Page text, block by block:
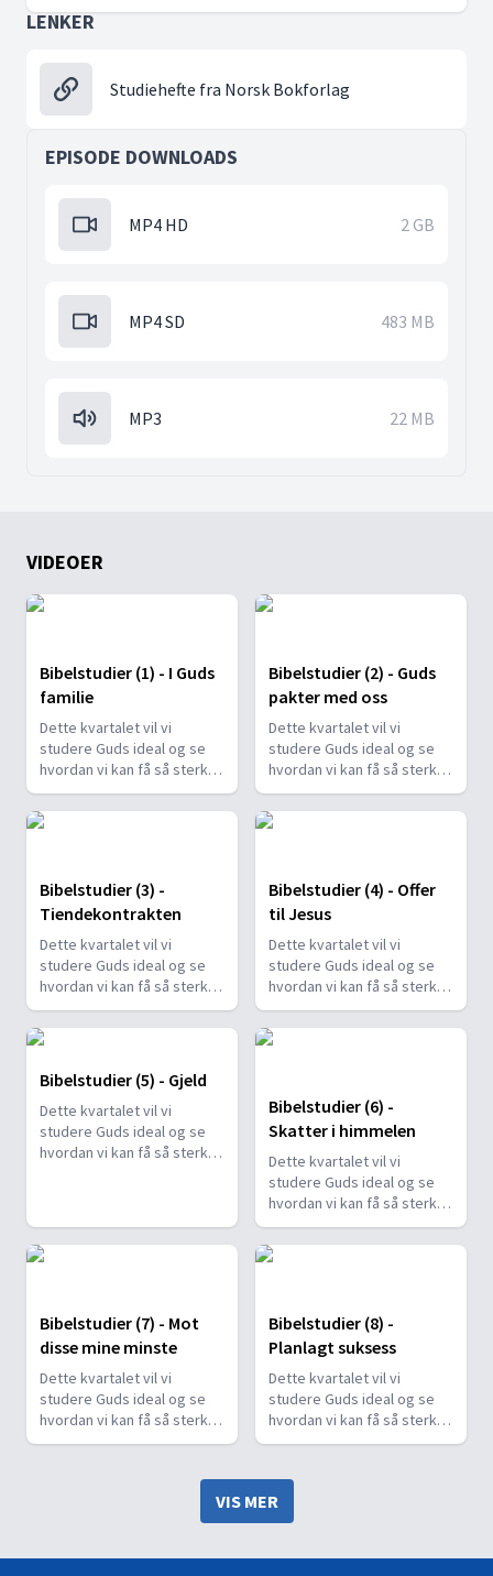
LENKER
Studiehefte fra Norsk Bokforlag
EPISODE DOWNLOADS
MP4 HD 2 GB
MP4 SD 483 MB
MP3 22 MB
VIDEOER
Bibelstudier (1) - I Guds
familie
Dette kvartalet vil vi
studere Guds ideal og se
hvordan vi kan få så sterk
en tro at vi også er trofaste
mot ham når vi ikke kan
kjøpe eller selge (se Åp
Bibelstudier (2) - Guds
pakter med oss
Dette kvartalet vil vi
studere Guds ideal og se
hvordan vi kan få så sterk
en tro at vi også er trofaste
mot ham når vi ikke kan
kjøpe eller selge (se Åp
Bibelstudier (3) -
Tiendekontrakten
Dette kvartalet vil vi
studere Guds ideal og se
hvordan vi kan få så sterk
en tro at vi også er trofaste
mot ham når vi ikke kan
kjøpe eller selge (se Åp
13,17).
Bibelstudier (4) - Offer
til Jesus
Dette kvartalet vil vi
studere Guds ideal og se
hvordan vi kan få så sterk
en tro at vi også er trofaste
mot ham når vi ikke kan
kjøpe eller selge (se Åp
Bibelstudier (5) - Gjeld
Dette kvartalet vil vi
studere Guds ideal og se
hvordan vi kan få så sterk
Bibelstudier (6) -
Skatter i himmelen
Dette kvartalet vil vi
studere Guds ideal og se
hvordan vi kan få så sterk
en tro at vi også er trofaste
mot ham når vi ikke kan
kjøpe eller selge (se Åp
Bibelstudier (7) - Mot
disse mine minste
Dette kvartalet vil vi
studere Guds ideal og se
hvordan vi kan få så sterk
en tro at vi også er trofaste
Bibelstudier (8) -
Planlagt suksess
Dette kvartalet vil vi
studere Guds ideal og se
hvordan vi kan få så sterk
en tro at vi også er trofaste
kjøpe eller selge (se Åp
13,17).
VIS MER